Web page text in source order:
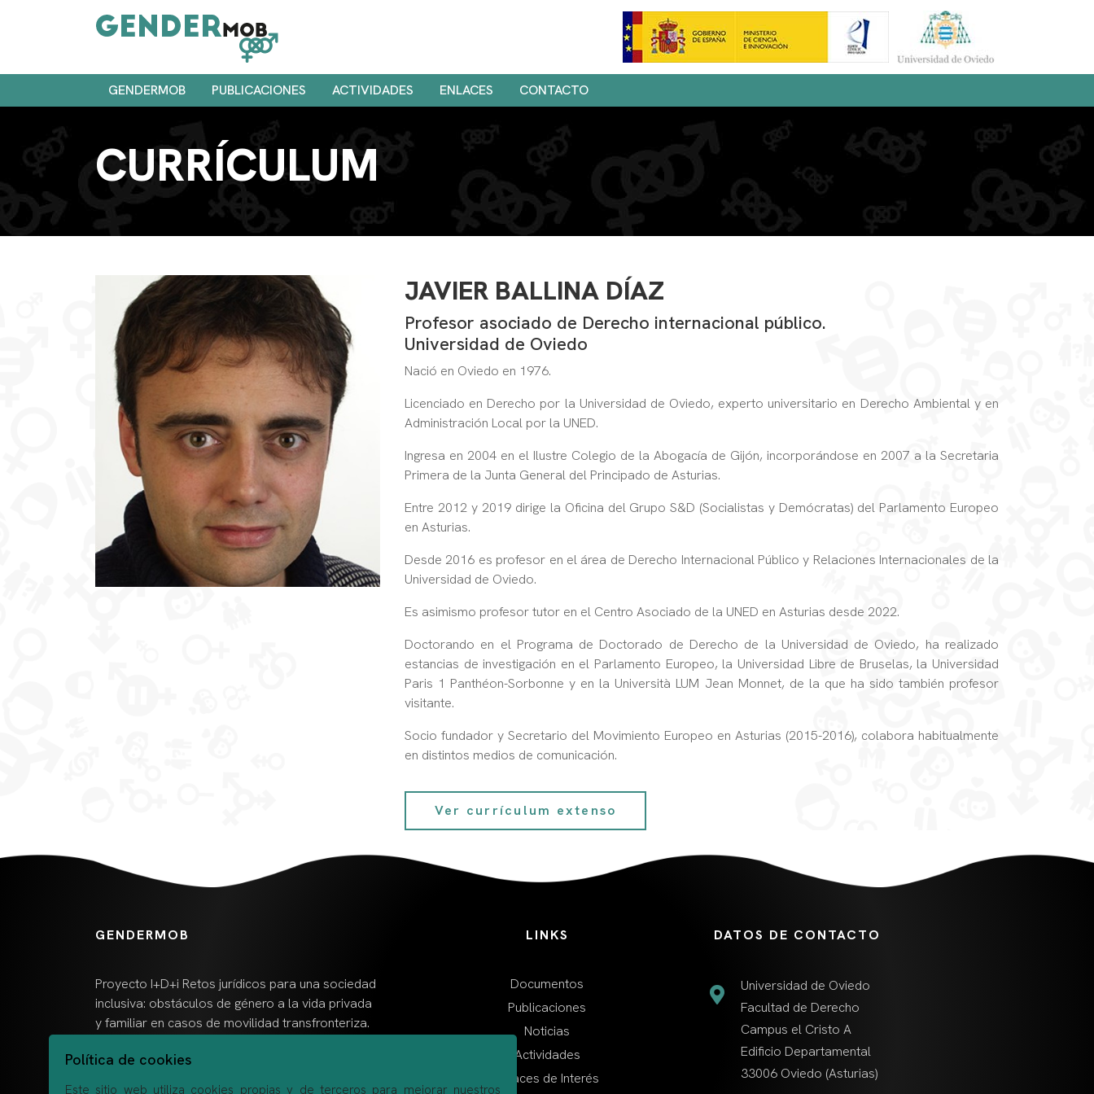
GENDERMOB PUBLICACIONES ACTIVIDADES ENLACES CONTACTO
CURRÍCULUM
JAVIER BALLINA DÍAZ
Profesor asociado de Derecho internacional público.
Universidad de Oviedo
Nació en Oviedo en 1976.
Licenciado en Derecho por la Universidad de Oviedo, experto universitario en Derecho Ambiental y en
Administración Local por la UNED.
Ingresa en 2004 en el Ilustre Colegio de la Abogacía de Gijón, incorporándose en 2007 a la Secretaria
Primera de la Junta General del Principado de Asturias.
Entre 2012 y 2019 dirige la Oficina del Grupo S&D (Socialistas y Demócratas) del Parlamento Europeo
en Asturias.
Desde 2016 es profesor en el área de Derecho Internacional Público y Relaciones Internacionales de la
Universidad de Oviedo.
Es asimismo profesor tutor en el Centro Asociado de la UNED en Asturias desde 2022.
Doctorando en el Programa de Doctorado de Derecho de la Universidad de Oviedo, ha realizado
estancias de investigación en el Parlamento Europeo, la Universidad Libre de Bruselas, la Universidad
Paris 1 Panthéon-Sorbonne y en la Università LUM Jean Monnet, de la que ha sido también profesor
visitante.
Socio fundador y Secretario del Movimiento Europeo en Asturias (2015-2016), colabora habitualmente
en distintos medios de comunicación.
Ver currículum extenso
GENDERMOB
Proyecto I+D+i Retos jurídicos para una sociedad
inclusiva: obstáculos de género a la vida privada
y familiar en casos de movilidad transfronteriza.
LINKS
Documentos
Publicaciones
Noticias
Actividades
Enlaces de Interés
DATOS DE CONTACTO
Universidad de Oviedo
Facultad de Derecho
Campus el Cristo A
Edificio Departamental
33006 Oviedo (Asturias)
Política de cookies
Este sitio web utiliza cookies propias y de terceros para mejorar nuestros